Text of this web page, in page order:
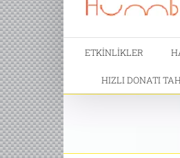
ETKİNLİKLER
HIZLI DONATI